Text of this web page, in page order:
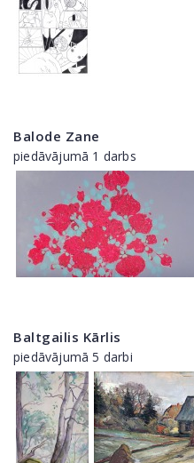
Balode Zane
piedāvājumā 1 darbs
Baltgailis Kārlis
piedāvājumā 5 darbi